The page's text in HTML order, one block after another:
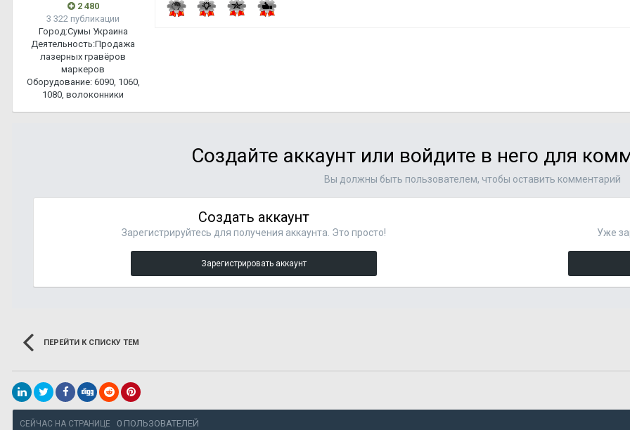
2 480
3 322 публикации
Город:Сумы Украина
Деятельность:Продажа
лазерных гравёров
маркеров
Оборудование:6090, 1060,
1080, волоконники
Создайте аккаунт или войдите в него для
Вы должны быть пользователем, чтобы оставить комментарий
Создать аккаунт
Зарегистрируйтесь для получения аккаунта. Это просто!
Зарегистрировать аккаунт
Уже
ПЕРЕЙТИ К СПИСКУ ТЕМ
СЕЙЧАС НА СТРАНИЦЕ 0 ПОЛЬЗОВАТЕЛЕЙ